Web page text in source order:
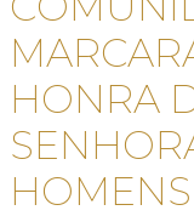
HONRA
HOMENS